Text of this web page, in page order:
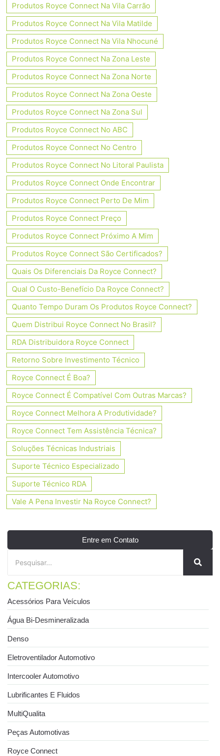
Produtos Royce Connect Na Vila Carrão
Produtos Royce Connect Na Vila Matilde
Produtos Royce Connect Na Vila Nhocuné
Produtos Royce Connect Na Zona Leste
Produtos Royce Connect Na Zona Norte
Produtos Royce Connect Na Zona Oeste
Produtos Royce Connect Na Zona Sul
Produtos Royce Connect No ABC
Produtos Royce Connect No Centro
Produtos Royce Connect No Litoral Paulista
Produtos Royce Connect Onde Encontrar
Produtos Royce Connect Perto De Mim
Produtos Royce Connect Preço
Produtos Royce Connect Próximo A Mim
Produtos Royce Connect São Certificados?
Quais Os Diferenciais Da Royce Connect?
Qual O Custo-Benefício Da Royce Connect?
Quanto Tempo Duram Os Produtos Royce Connect?
Quem Distribui Royce Connect No Brasil?
RDA Distribuidora Royce Connect
Retorno Sobre Investimento Técnico
Royce Connect É Boa?
Royce Connect É Compatível Com Outras Marcas?
Royce Connect Melhora A Produtividade?
Royce Connect Tem Assistência Técnica?
Soluções Técnicas Industriais
Suporte Técnico Especializado
Suporte Técnico RDA
Vale A Pena Investir Na Royce Connect?
Entre em Contato
CATEGORIAS:
Acessórios Para Veículos
Água Bi-Desmineralizada
Denso
Eletroventilador Automotivo
Intercooler Automotivo
Lubrificantes E Fluidos
MultiQualita
Peças Automotivas
Royce Connect